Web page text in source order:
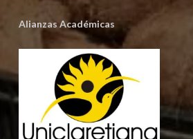
Alianzas Académicas